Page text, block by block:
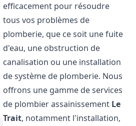
efficacement pour résoudre
tous vos problèmes de
plomberie, que ce soit une fuite
d'eau, une obstruction de
canalisation ou une installation
de système de plomberie. Nous
offrons une gamme de services
de plombier assainissement Le
Trait, notamment l'installation,